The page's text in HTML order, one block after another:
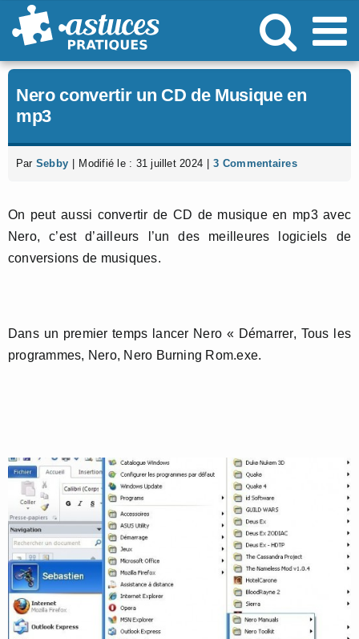
Passer
au
Nero convertir un CD de Musique en
mp3
Par Sebby Modifié le : 31 juillet 2024 3 Commentaires
On peut aussi convertir de CD de musique en mp3 avec
Nero, c’est d’ailleurs l’un des meilleures logiciels de
conversions de musiques.
Dans un premier temps lancer Nero « Démarrer, Tous les
programmes, Nero, Nero Burning Rom.exe.